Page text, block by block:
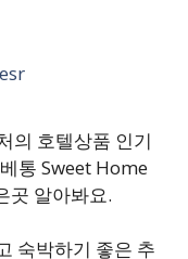
의 호텔상품 인기
통 Sweet Home
곳 알아봐요.
숙박하기 좋은 추